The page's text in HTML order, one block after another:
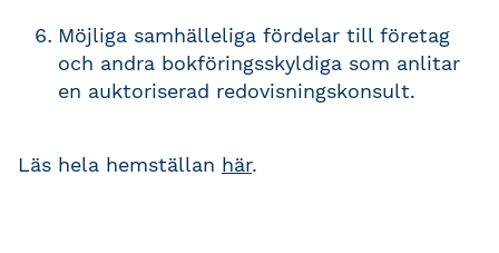
Möjliga samhälleliga fördelar till företag
och andra bokföringsskyldiga som anlitar
en auktoriserad redovisningskonsult.
Läs hela hemställan här.